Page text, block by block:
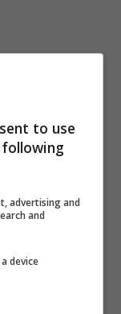
to use
advertising and
and
device